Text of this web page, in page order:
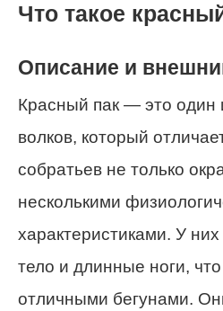
Что такое
Описание и
Красный пак — это один
волков, который
собратьев не только
несколькими
характеристиками. У
тело и длинные ноги,
отличными бегунами.